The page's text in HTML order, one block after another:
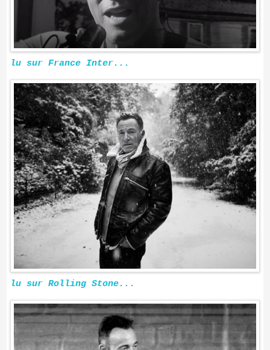
lu sur France Inter...
lu sur Rolling Stone...